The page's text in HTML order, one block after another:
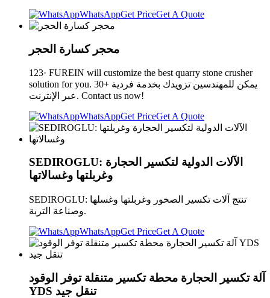
WhatsAppGet PriceGet A Quote
محجر كسارة الحجر
123· FUREIN will customize the best quarry stone crusher
solution for you. 30+ يمكن للمهندسين تزويدك بخدمة فردية
عبر الإنترنت. Contact us now!
WhatsAppGet PriceGet A Quote
SEDIROGLU: الآلات الدولية لتكسير الحجارة
وغربلتها وغسالاتها
SEDIROGLU: تنتج آلات تكسير الصخور وغربلتها وغسلها
وصناعة التربة.
WhatsAppGet PriceGet A Quote
آلة تكسير الحجارة محطة تكسير متنقلة توفر الوقود
YDS تنقل جيد